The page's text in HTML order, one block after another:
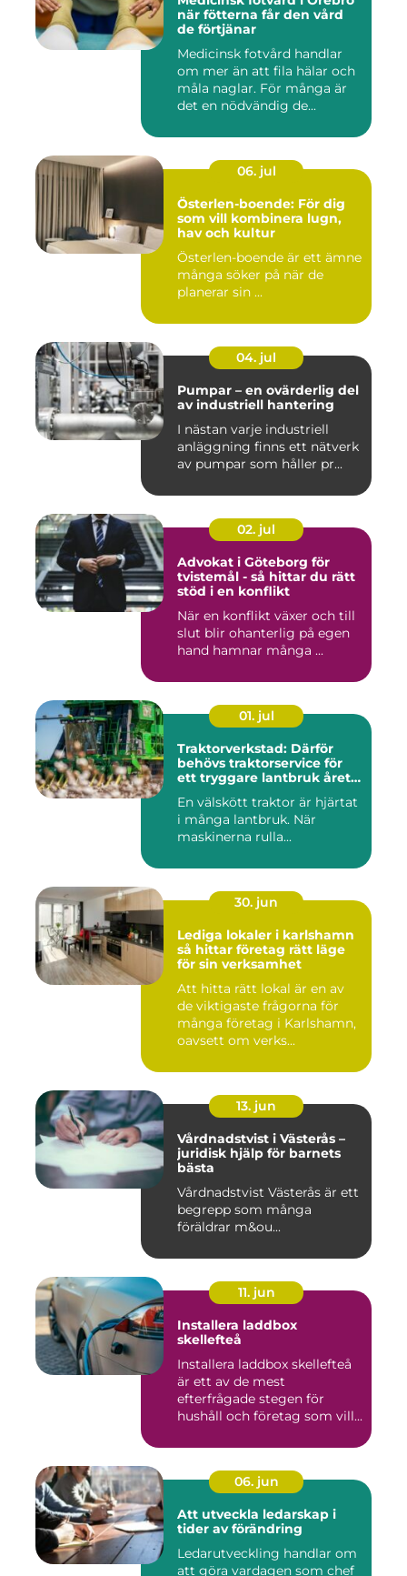
när fötterna får den vård
de förtjänar
Medicinsk fotvård handlar
om mer än att fila hälar och
måla naglar. För många är
det en nödvändig de...
06. jul
Österlen-boende: För dig
som vill kombinera lugn,
hav och kultur
Österlen-boende är ett ämne
många söker på när de
planerar sin ...
04. jul
Pumpar – en ovärderlig del
av industriell hantering
I nästan varje industriell
anläggning finns ett nätverk
av pumpar som håller pr...
02. jul
Advokat i Göteborg för
tvistemål - så hittar du rätt
stöd i en konflikt
När en konflikt växer och till
slut blir ohanterlig på egen
hand hamnar många ...
01. jul
Traktorverkstad: Därför
behövs traktorservice för
ett tryggare lantbruk året
En välskött traktor är hjärtat
i många lantbruk. När
maskinerna rulla...
30. jun
Lediga lokaler i karlshamn
så hittar företag rätt läge
för sin verksamhet
Att hitta rätt lokal är en av
de viktigaste frågorna för
många företag i Karlshamn,
oavsett om verks...
13. jun
Vårdnadstvist i Västerås –
juridisk hjälp för barnets
bästa
Vårdnadstvist Västerås är ett
begrepp som många
föräldrar m&ou...
11. jun
Installera laddbox
skellefteå
Installera laddbox skellefteå
är ett av de mest
efterfrågade stegen för
hushåll och företag som vill...
06. jun
Att utveckla ledarskap i
tider av förändring
Ledarutveckling handlar om
att göra vardagen som chef